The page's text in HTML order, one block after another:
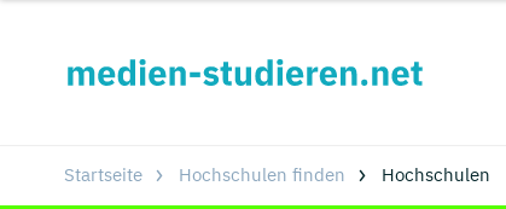
Startseite Hochschulen finden Hochschulen